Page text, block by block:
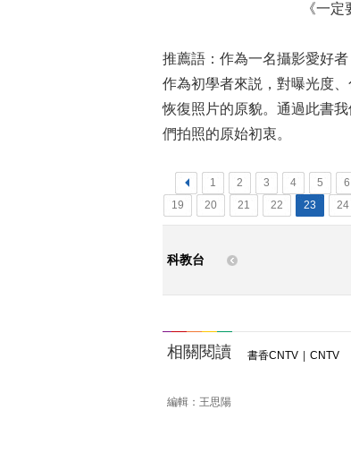
《一
推薦語：作為一名攝影愛好
作為初學者來説，對曝光度
恢復照片的原貌。通過此書
們拍照的原始初衷。
< 1 2 3 4 5 6
19
20 21 22 23 24
科教台
相關閱讀 書香CNTV CNTV
編輯：王思陽